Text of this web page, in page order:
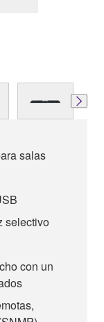
salas
selectivo
con un